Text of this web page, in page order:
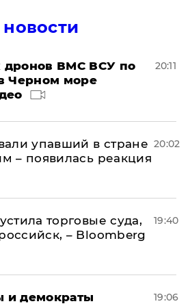
дронов ВМС ВСУ по
Черном море
20:11
упавший в стране
– появилась реакция
20:02
торговые суда,
– Bloomberg
19:40
и демократы
19:06